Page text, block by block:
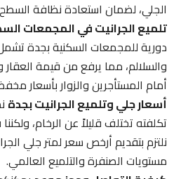
الجلي، لضمان استعادة نظافة السطح
تلميع الجرانيت في المجمعات
دورية للمجمعات السكنية بجدة تشمل
والسلالم، مما يرفع من قيمة العقار
أمام المستأجرين والزوار بأسعار
أسعار جلي وتلميع الجرانيت بجدة
تكلفته تختلف قليلاً عن الرخام،
نلتزم بتقديم أرخص سعر لمتر جلي
مستويات الصنفرة والتلميع العالمي.